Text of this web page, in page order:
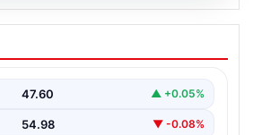
ne zaman
TÜİK mart ayı
47.60 ▲ +0.05%
54.98 ▼ -0.08%